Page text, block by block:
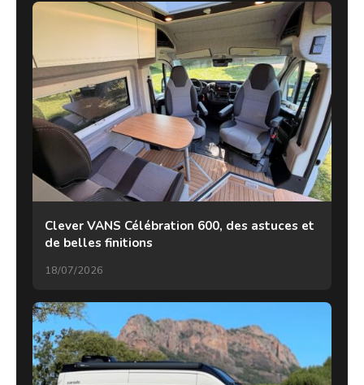
Clever VANS Célébration 600, des astuces et
de belles finitions
18/07/2026